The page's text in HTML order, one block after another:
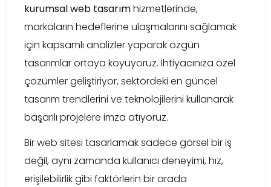
kurumsal web tasarımhizmetlerinde,
markaların hedeflerine ulaşmalarını sağlamak
için kapsamlı analizler yaparak özgün
tasarımlar ortaya koyuyoruz. İhtiyacınıza özel
çözümler geliştiriyor, sektördeki en güncel
tasarım trendlerini ve teknolojilerini kullanarak
başarılı projelere imza atıyoruz.
Bir web sitesi tasarlamak sadece görsel bir iş
değil, aynı zamanda kullanıcı deneyimi, hız,
erişilebilirlik gibi faktörlerin bir arada